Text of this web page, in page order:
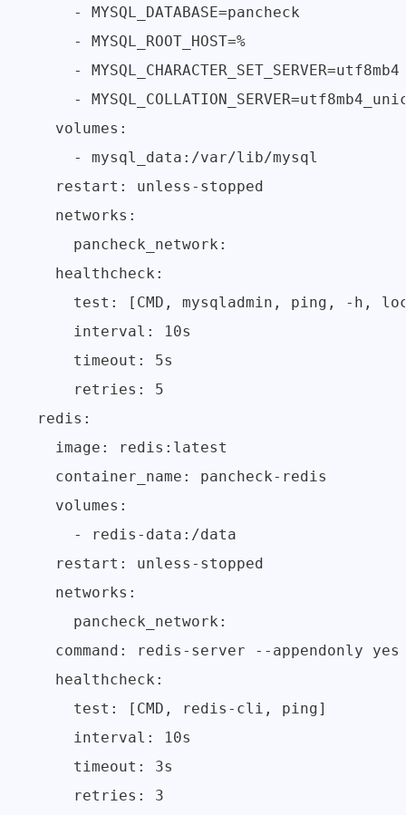
      - MYSQL_DATABASE=pancheck
      - MYSQL_ROOT_HOST=%
      - MYSQL_CHARACTER_SET_SERVER=utf8mb4
-
    volumes:
      - mysql_data:/var/lib/mysql
    restart: unless-stopped
    networks:
      pancheck_network:
    healthcheck:
test: [CMD, mysqladmin, ping, -h,
      interval: 10s
      timeout: 5s
      retries: 5
  redis:
    image: redis:latest
    container_name: pancheck-redis
    volumes:
      - redis-data:/data
    restart: unless-stopped
    networks:
      pancheck_network:
    command: redis-server --appendonly yes
    healthcheck:
      test: [CMD, redis-cli, ping]
      interval: 10s
      timeout: 3s
      retries: 3